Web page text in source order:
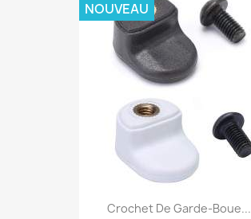
Crochet De Garde-Boue...
NOUVEAU